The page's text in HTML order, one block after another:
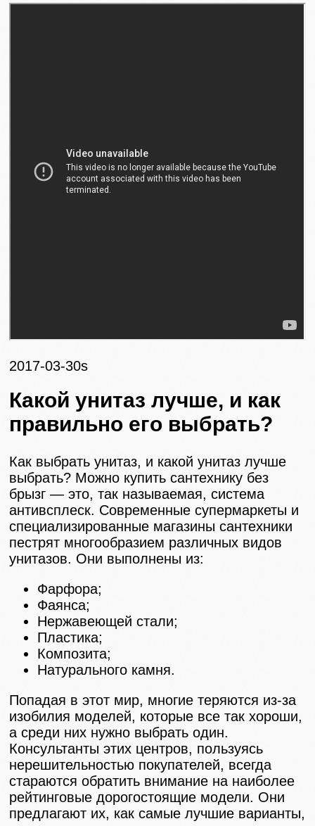
2017-03-30s
Какой унитаз лучше, и как
правильно его выбрать?
Как выбрать унитаз, и какой унитаз лучше
выбрать? Можно купить сантехнику без
брызг — это, так называемая, система
антивсплеск. Современные супермаркеты и
специализированные магазины сантехники
пестрят многообразием различных видов
унитазов. Они выполнены из:
Фарфора;
Фаянса;
Нержавеющей стали;
Пластика;
Композита;
Натурального камня.
Попадая в этот мир, многие теряются из-за
изобилия моделей, которые все так хороши,
а среди них нужно выбрать один.
Консультанты этих центров, пользуясь
нерешительностью покупателей, всегда
стараются обратить внимание на наиболее
рейтинговые дорогостоящие модели. Они
предлагают их, как самые лучшие варианты,